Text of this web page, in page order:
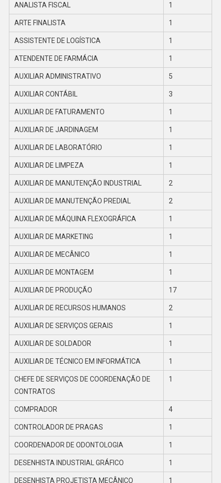
ANALISTA FISCAL 1
ARTE FINALISTA 1
ASSISTENTE DE LOGÍSTICA 1
ATENDENTE DE FARMÁCIA 1
AUXILIAR ADMINISTRATIVO 5
AUXILIAR CONTÁBIL 3
AUXILIAR DE FATURAMENTO 1
AUXILIAR DE JARDINAGEM 1
AUXILIAR DE LABORATÓRIO 1
AUXILIAR DE LIMPEZA 1
AUXILIAR DE MANUTENÇÃO INDUSTRIAL 2
AUXILIAR DE MANUTENÇÃO PREDIAL 2
AUXILIAR DE MÁQUINA FLEXOGRÁFICA 1
AUXILIAR DE MARKETING 1
AUXILIAR DE MECÂNICO 1
AUXILIAR DE MONTAGEM 1
AUXILIAR DE PRODUÇÃO 17
AUXILIAR DE RECURSOS HUMANOS 2
AUXILIAR DE SERVIÇOS GERAIS 1
AUXILIAR DE SOLDADOR 1
AUXILIAR DE TÉCNICO EM INFORMÁTICA 1
CHEFE DE SERVIÇOS DE COORDENAÇÃO DE
CONTRATOS
1
COMPRADOR 4
CONTROLADOR DE PRAGAS 1
COORDENADOR DE ODONTOLOGIA 1
DESENHISTA INDUSTRIAL GRÁFICO 1
DESENHISTA PROJETISTA MECÂNICO 1